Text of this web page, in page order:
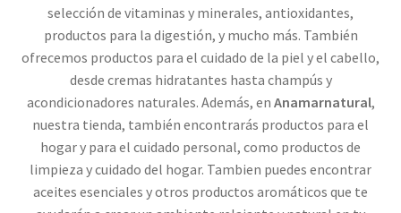
selección de vitaminas y minerales, antioxidantes,
productos para la digestión, y mucho más. También
ofrecemos productos para el cuidado de la piel y el cabello,
desde cremas hidratantes hasta champús y
acondicionadores naturales. Además, en Anamarnatural,
nuestra tienda, también encontrarás productos para el
hogar y para el cuidado personal, como productos de
limpieza y cuidado del hogar. Tambien puedes encontrar
aceites esenciales y otros productos aromáticos que te